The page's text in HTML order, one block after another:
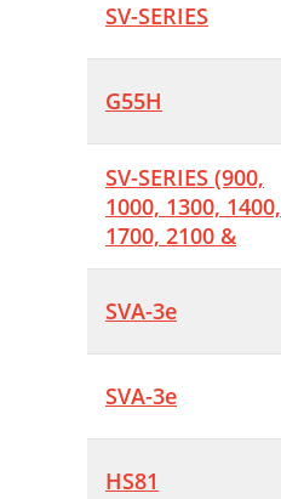
SV-SERIES
G55H
SV-SERIES (900,
1000, 1300, 1400,
1700, 2100 &
SVA-3e
SVA-3e
HS81